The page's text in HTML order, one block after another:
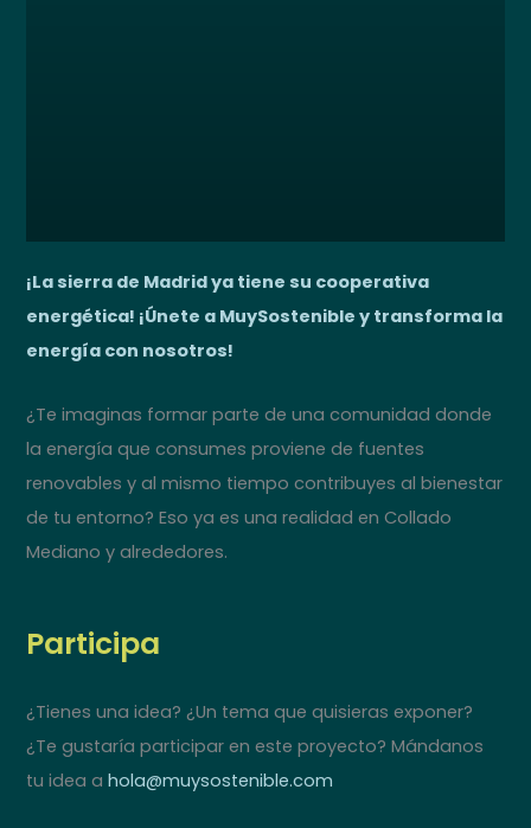
¡La sierra de Madrid ya tiene su cooperativa
energética! ¡Únete a MuySostenible y transforma la
energía con nosotros!
¿Te imaginas formar parte de una comunidad donde
la energía que consumes proviene de fuentes
renovables y al mismo tiempo contribuyes al bienestar
de tu entorno? Eso ya es una realidad en Collado
Mediano y alrededores.
Participa
¿Tienes una idea? ¿Un tema que quisieras exponer?
¿Te gustaría participar en este proyecto? Mándanos
tu idea ahola@muysostenible.com